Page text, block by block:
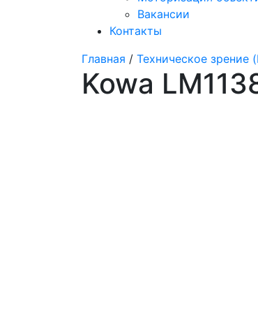
Вакансии
Контакты
Главная / Техническое зрение
Kowa